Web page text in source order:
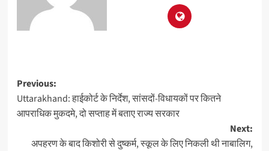
Previous:
Uttarakhand: हाईकोर्ट के निर्देश, सांसदों-विधायकों पर कितने
आपराधिक मुकदमे, दो सप्ताह में बताए राज्य सरकार
Next:
अपहरण के बाद किशोरी से दुष्कर्म, स्कूल के लिए निकली थी नाबालिग,